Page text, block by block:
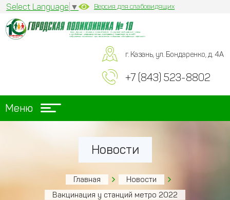
Select Language ▼ Версия для слабовидящих
г. Казань, ул. Бондаренко, д. 4А
+7 (843) 523-8802
Меню
Новости
Главная
Новости
Вакцинация у станций метро 2022